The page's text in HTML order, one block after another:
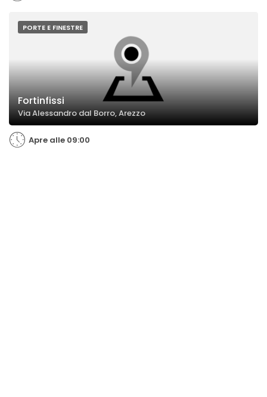
PORTE E FINESTRE
Fortinfissi
Via Alessandro dal Borro, Arezzo
Apre alle 09:00